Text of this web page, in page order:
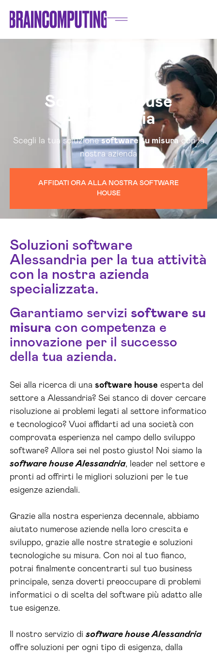
Software House
Alessandria
Scegli la tua soluzionesoftware su misuracon la
nostra azienda
AFFIDATI ORA ALLA NOSTRA SOFTWARE
HOUSE
Soluzioni software
Alessandria per la tua attività
con la nostra azienda
specializzata.
Garantiamo servizi software su
misura con competenza e
innovazione per il successo
della tua azienda.
Sei alla ricerca di una software house esperta del
settore a Alessandria? Sei stanco di dover cercare
risoluzione ai problemi legati al settore informatico
e tecnologico? Vuoi affidarti ad una società con
comprovata esperienza nel campo dello sviluppo
software? Allora sei nel posto giusto! Noi siamo la
software house Alessandria, leader nel settore e
pronti ad offrirti le migliori soluzioni per le tue
esigenze aziendali.
Grazie alla nostra esperienza decennale, abbiamo
aiutato numerose aziende nella loro crescita e
sviluppo, grazie alle nostre strategie e soluzioni
tecnologiche su misura. Con noi al tuo fianco,
potrai finalmente concentrarti sul tuo business
principale, senza doverti preoccupare di problemi
informatici o di scelta del software più adatto alle
tue esigenze.
Il nostro servizio di software house Alessandria
offre soluzioni per ogni tipo di esigenza, dalla